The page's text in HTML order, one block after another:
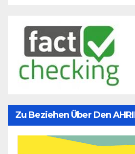
Zu Beziehen Über Den